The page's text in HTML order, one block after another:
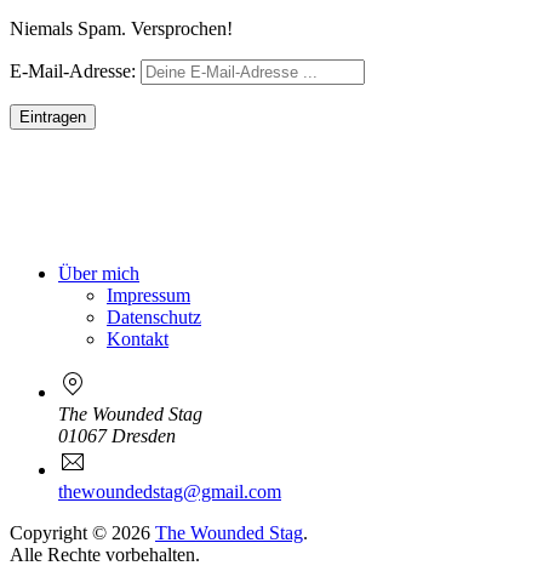
Niemals Spam. Versprochen!
E-Mail-Adresse: E-
Mail
Über mich
Impressum
Datenschutz
Kontakt
The Wounded Stag
01067 Dresden
Neues
thewoundedstag@gmail.com
Copyright © 2026 The Wounded Stag.
Alle Rechte vorbehalten.